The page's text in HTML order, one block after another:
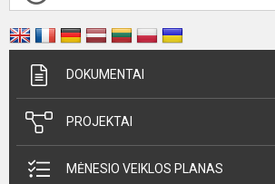
DOKUMENTAI
PROJEKTAI
MĖNESIO VEIKLOS PLANAS